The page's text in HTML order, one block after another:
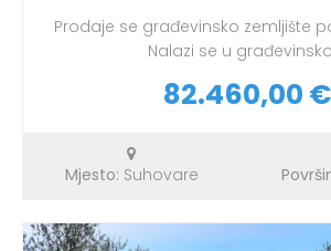
Prodaje se građevinsko zemljište
Nalazi se u
82.460,00 €
Mjesto: Suhovare